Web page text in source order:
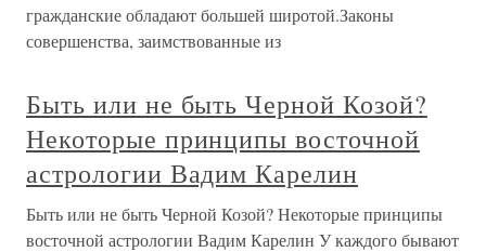
гражданские обладают большей широтой.Законы
совершенства, заимствованные из
Быть или не быть Черной Козой?
Некоторые принципы восточной
астрологии Вадим Карелин
Быть или не быть Черной Козой? Некоторые принципы
восточной астрологии Вадим Карелин У каждого бывают